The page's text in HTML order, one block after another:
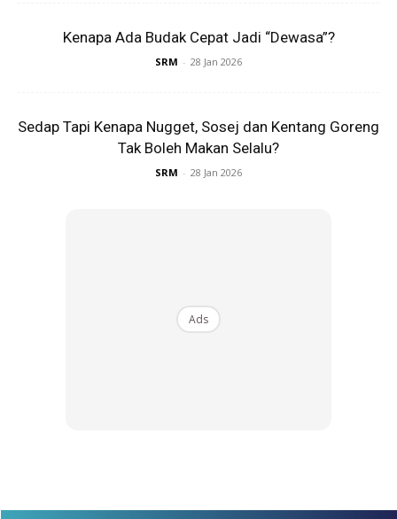
KLIK DI SEENI
Kenapa Ada Budak Cepat Jadi “Dewasa”?
SRM - 28 Jan 2026
Sedap Tapi Kenapa Nugget, Sosej dan Kentang Goreng
Tak Boleh Makan Selalu?
SRM - 28 Jan 2026
Ads